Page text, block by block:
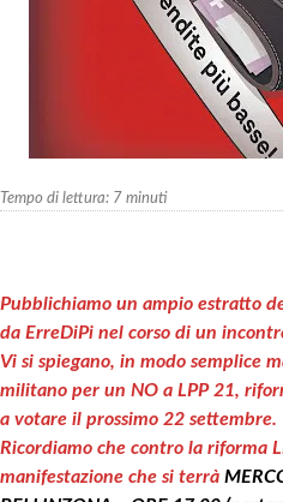
Tempo di lettura: 7 minuti
Pubblichiamo un ampio estratto
da ErreDiPi nel corso di un
Vi si spiegano, in modo semplice
militano per un NO a LPP 21,
a votare il prossimo 22 settembre.
Ricordiamo che contro la riforma
manifestazione che si terrà